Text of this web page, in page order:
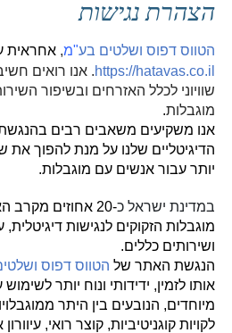
הצהרת נגישות
הטווס דפוס ושלטים בע"מ,אחראית
https://hatavas.co.il
.אנו רואים
שוויוני לכלל האזרחים ובשיפור
מוגבלות.
אנו משקיעים משאבים רבים
הדיגיטליים שלנו על מנת להפוך את
יותר עבור אנשים עם מוגבלות.
במדינת ישראל כ-20
אחוזים מקרב
מוגבלות הזקוקים לנגישות דיגיטלית,
ושירותים כללים.
הנגשת האתר של הטווס דפוס
אותו לזמין, ידידותי ונוח יותר
מיוחדים, הנובעים בין היתר
לקויות קוגניטיביות,קוצר רואי,